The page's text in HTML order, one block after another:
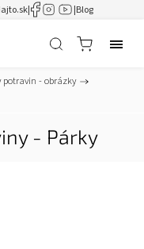
| |Blog
potravin - obrázky /
- Párky